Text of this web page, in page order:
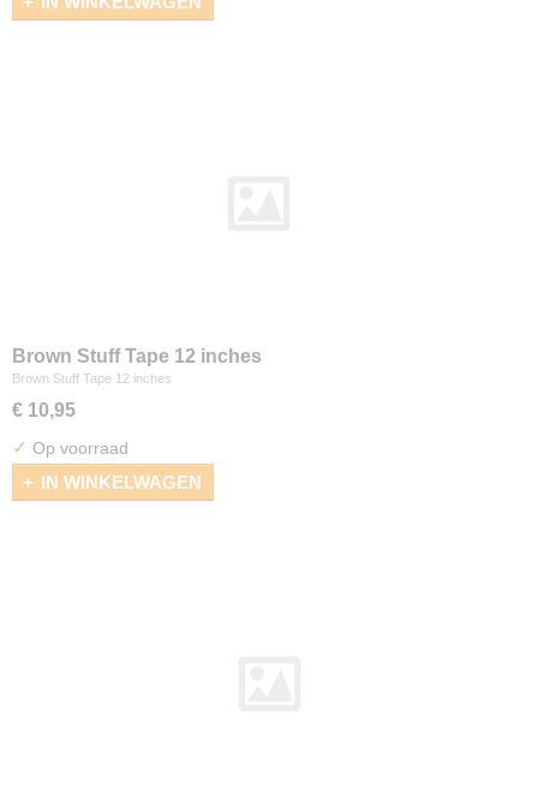
Brown Stuff Tape 12 inches
Brown Stuff Tape 12 inches
€ 10,95
✓ Op voorraad
IN WINKELWAGEN